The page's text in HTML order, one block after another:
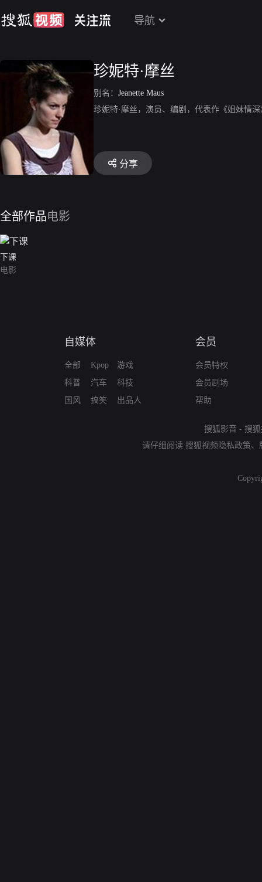
导航
珍妮特·摩丝
别名： Jeanette Maus
珍妮特·摩丝，演员、编剧，代表作《姐妹情
分享
全部作品电影
下课
电影
自媒体
全部
科普
国风
Kpop
汽车
搞笑
游戏
科技
出品人
会员
会员特权
会员剧场
帮助
搜狐影音 - 搜
请仔细阅读 搜狐视频隐私政策、